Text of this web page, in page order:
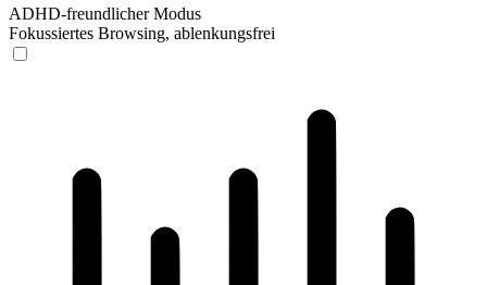
ADHD-freundlicher Modus
Fokussiertes Browsing, ablenkungsfrei